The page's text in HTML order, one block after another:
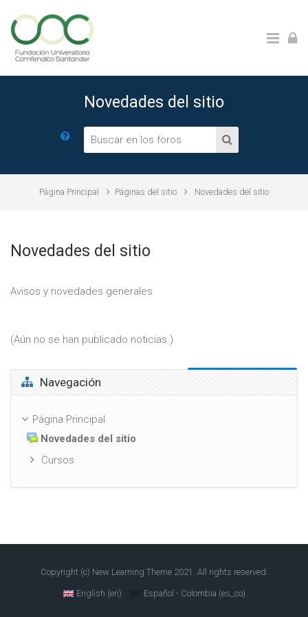
Novedades del sitio
Buscar en los foros
Buscar en los
Página Principal Páginas del sitio Novedades del sitio
Novedades del sitio
Avisos y novedades generales
(Aún no se han publicado noticias.)
Salta Navegación
Navegación
Página Principal
Novedades del sitio
Cursos
Copyright (c) New Learning Theme 2021. All rights reserved.
English ‎(en)‎ Español - Colombia ‎(es_co)‎